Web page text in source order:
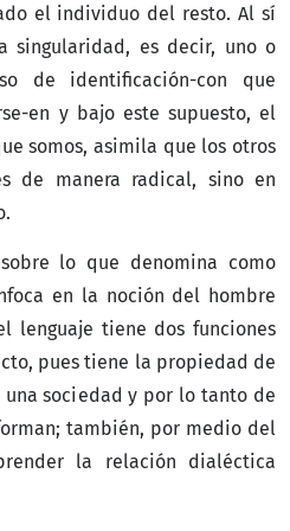
el individuo del resto. Al sí
singularidad, es decir, uno o
de identificación-con que
en y bajo este supuesto, el
somos, asimila que los otros
de manera radical, sino en
lo que denomina como
en la noción del hombre
lenguaje tiene dos funciones
pues tiene la propiedad de
sociedad y por lo tanto de
también, por medio del
la relación dialéctica